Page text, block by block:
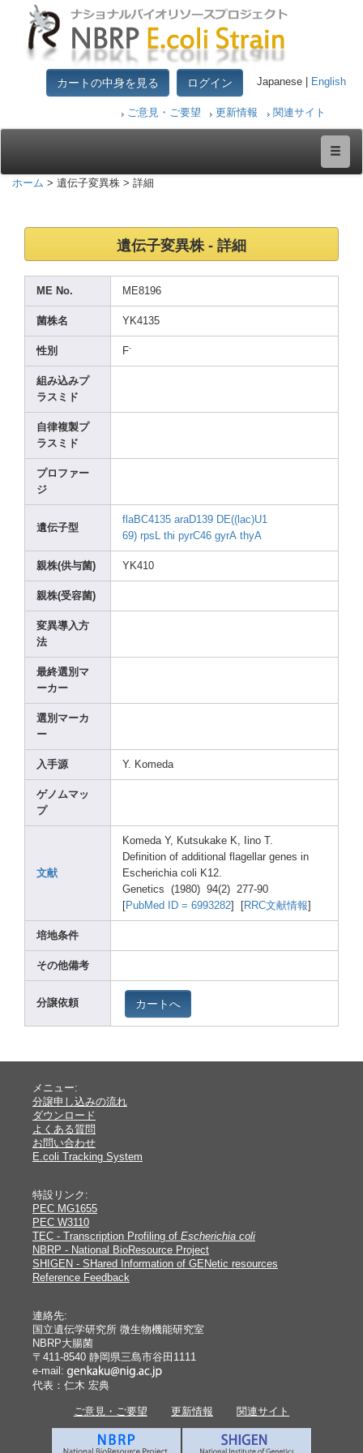
カートの中身を見る ログイン Japanese | English
ご意見・ご要望 更新情報 関連サイト
ホーム > 遺伝子変異株 > 詳細
遺伝子変異株 - 詳細
ME No. ME8196
菌株名 YK4135
性別 F-
組み込みプ
ラスミド
自律複製プ
ラスミド
プロファー
ジ
遺伝子型
flaBC4135 araD139 DE((l ac)U1
69) rpsL thi pyrC46 gyrA thyA
親株(供与菌) YK410
親株(受容菌)
変異導入方
法
最終選別マ
ーカー
選別マーカ
ー
入手源 Y. Komeda
ゲノムマッ
プ
文献
Komeda Y, Kutsukake K, Iino T.
Definition of additional flage llar genes in
Escherichia coli K12.
Genetics (1980) 94(2) 277-90
PubMed ID = 6993282 RRC文献情報
培地条件
その他備考
分譲依頼 カートへ
メニュー:
分譲申し込みの流れ
ダウンロード
よくある質問
お問い合わせ
E.coli Tracking System
特設リンク:
PEC MG1655
PEC W3110
TEC - Transcription Profiling of Escherichia coli
NBRP - National BioResource Project
SHIGEN - SHared Information of GENetic resources
Reference Feedback
連絡先:
国立遺伝学研究所 微生物機能研究室
NBRP大腸菌
〒411-8540 静岡県三島市谷田1111
e-mail:
代表：仁木 宏典
ご意見・ご要望 更新情報 関連サイト